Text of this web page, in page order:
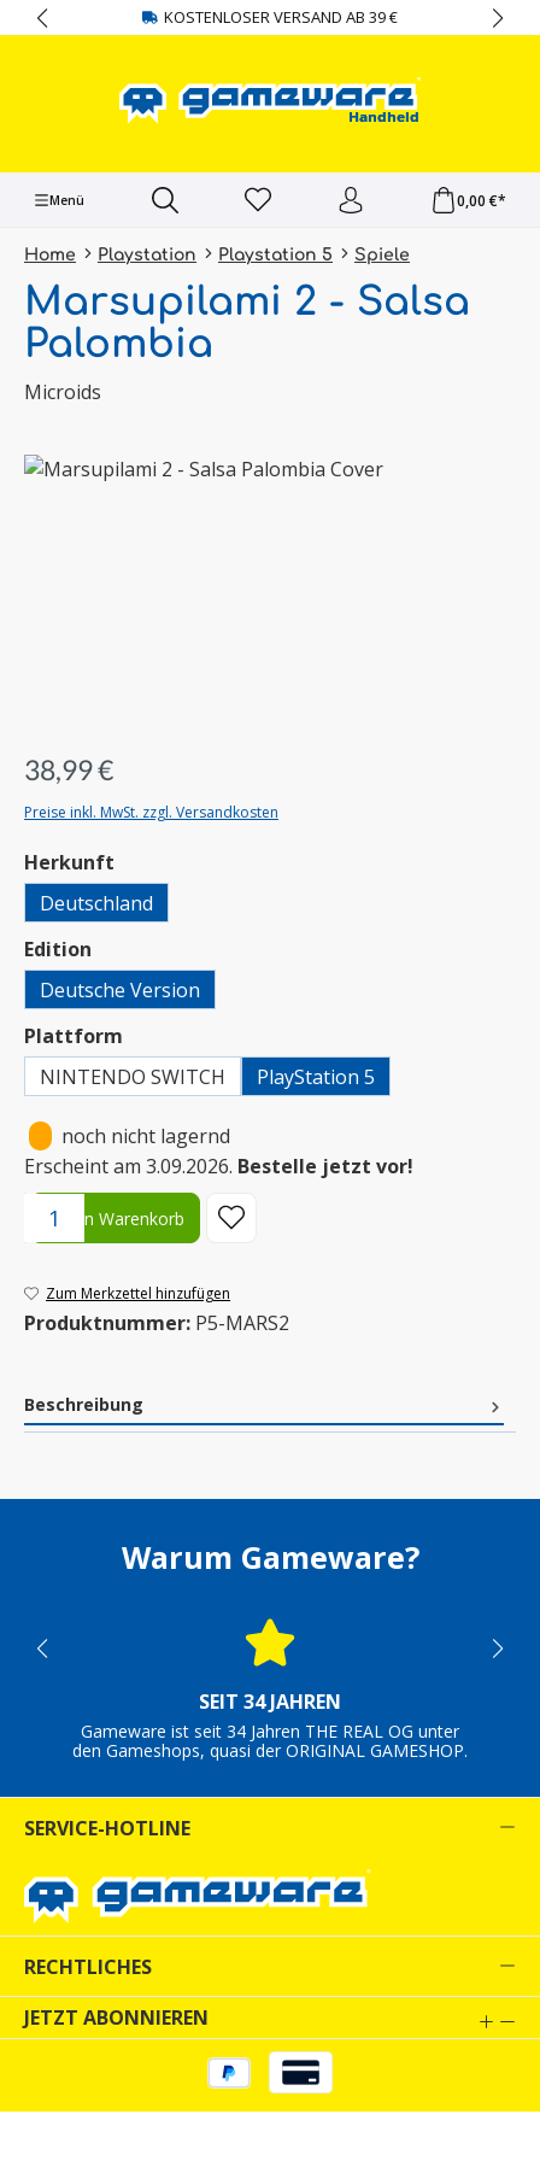
springen KOSTENLOSER VERSAND AB 39 €
Menü 0,00 €*
Home Playstation Playstation 5 Spiele
Marsupilami 2 - Salsa
Palombia
Microids
Bildergalerie überspringen
38,99 €
Preise inkl. MwSt. zzgl. Versandkosten
Herkunft
Deutschland
Edition
Deutsche Version
Plattform
NINTENDO SWITCH
PlayStation 5
noch nicht lagernd
Erscheint am 3.09.2026. Bestelle jetzt vor!
Produkt Anzahl: Gib den gewünschten Wert ein oder benutze
In den Warenkorb
Zum Merkzettel hinzufügen
Produktnummer: P5-MARS2
Beschreibung
Warum Gameware?
SEIT 34 JAHREN
Gameware ist seit 34 Jahren THE REAL OG unter
den Gameshops, quasi der ORIGINAL GAMESHOP.
SERVICE-HOTLINE
RECHTLICHES
JETZT ABONNIEREN